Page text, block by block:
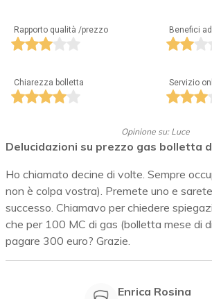
Rapporto qualità /prezzo Benefici
Chiarezza bolletta Servizio
Opinione su: Luce
Delucidazioni su prezzo gas bolletta
Ho chiamato decine di volte. Sempre
non è colpa vostra). Premete uno e
successo. Chiamavo per chiedere
che per 100 MC di gas (bolletta mese di
pagare 300 euro? Grazie.
Enrica Rosina